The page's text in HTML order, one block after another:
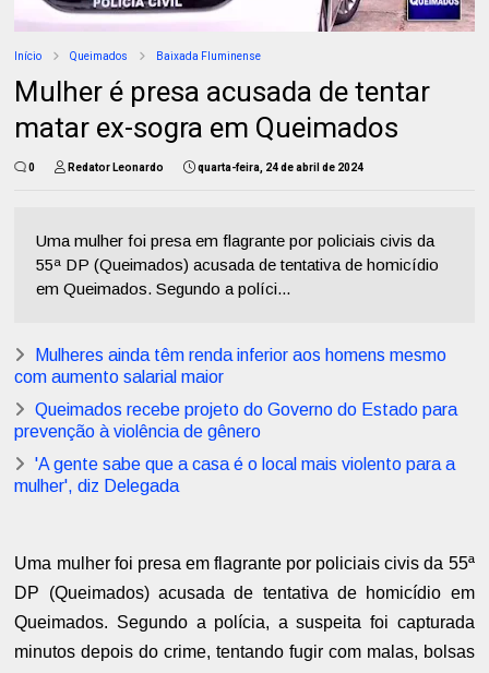
Início Queimados Baixada Fluminense
Mulher é presa acusada de tentar
matar ex-sogra em Queimados
0 Redator Leonardo quarta-feira, 24 de abril de 2024
Uma mulher foi presa em flagrante por policiais civis da
55ª DP (Queimados) acusada de tentativa de homicídio
em Queimados. Segundo a políci...
Mulheres ainda têm renda inferior aos homens mesmo
com aumento salarial maior
Queimados recebe projeto do Governo do Estado para
prevenção à violência de gênero
'A gente sabe que a casa é o local mais violento para a
mulher', diz Delegada
Uma mulher foi presa em flagrante por policiais civis da 55ª
DP (Queimados) acusada de tentativa de homicídio em
Queimados. Segundo a polícia, a suspeita foi capturada
minutos depois do crime, tentando fugir com malas, bolsas